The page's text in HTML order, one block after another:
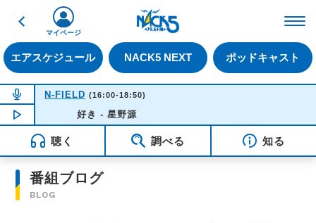
戻る
エアスケジュール NACK5 NEXT ポッドキャスト
マイページ
NOW ON AIR
N-FIELD (16:00-18:50)
NOW PLAYING 15:48
好き - 星野源
聴く 調べる 知る
番組ブログ
BLOG